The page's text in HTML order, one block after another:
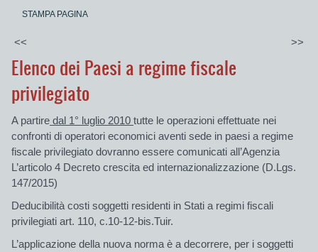
STAMPA PAGINA
<< >>
Elenco dei Paesi a regime fiscale
privilegiato
A partire dal 1° luglio 2010 tutte le operazioni effettuate nei
confronti di operatori economici aventi sede in paesi a regime
fiscale privilegiato dovranno essere comunicati all’Agenzia
L’articolo 4 Decreto crescita ed internazionalizzazione (D.Lgs.
147/2015)
Deducibilità costi soggetti residenti in Stati a regimi fiscali
privilegiati art. 110, c.10-12-bis.Tuir.
L’applicazione della nuova norma è a decorrere, per i soggetti